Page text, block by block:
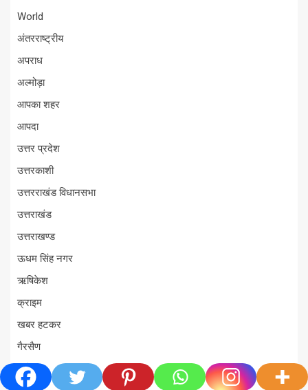
World
अंतरराष्ट्रीय
अपराध
अल्मोड़ा
आपका शहर
आपदा
उत्तर प्रदेश
उत्तरकाशी
उत्तरराखंड विधानसभा
उत्तराखंड
उत्तराखण्ड
ऊधम सिंह नगर
ऋषिकेश
क्राइम
खबर हटकर
गैरसैण
चमोली